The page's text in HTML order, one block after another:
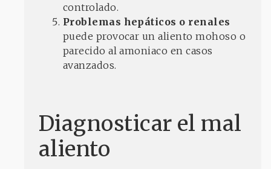
controlado.
Problemas hepáticos o renales
puede provocar un aliento mohoso o
parecido al amoniaco en casos
avanzados.
Diagnosticar el mal
aliento